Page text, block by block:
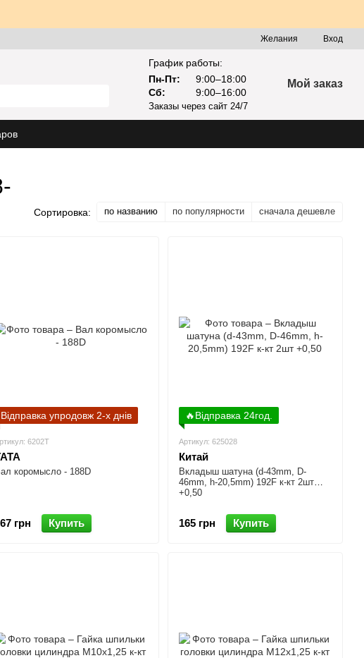
Желания Вход
График работы:
Пн-Пт:
9:00–18:00
Сб:
9:00–16:00
Заказы через сайт 24/7
Мой заказ
Сортировка: по названию по популярности сначала дешевле
Відправка упродовж 2-х днів
6202T
коромысло - 188D
грн Купить
🔥Відправка 24год.
Артикул: 625028
Китай
Вкладыш шатуна (d-43mm, D-
46mm, h-20,5mm) 192F к-кт 2шт
+0,50
165 грн Купить